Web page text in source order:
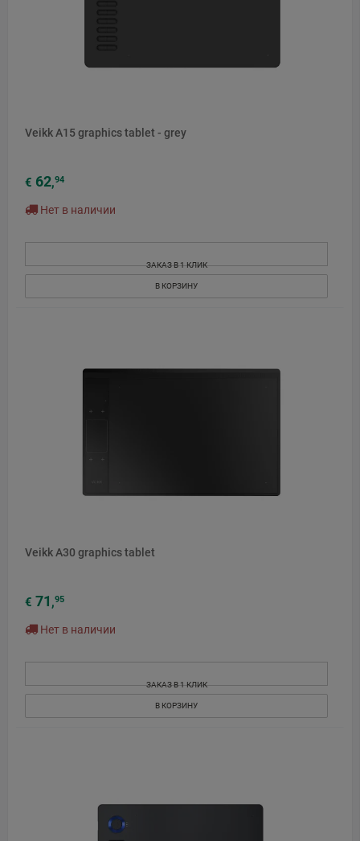
Veikk A15 graphics tablet - grey
€ 62,94
Нет в наличии
ЗАКАЗ В 1 КЛИК
В КОРЗИНУ
Veikk A30 graphics tablet
€ 71 ,95
Нет в наличии
ЗАКАЗ В 1 КЛИК
В КОРЗИНУ